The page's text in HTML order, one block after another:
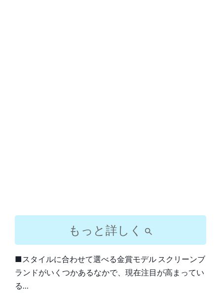
もっと詳しく
■スタイルに合わせて選べる金賞モデル スクリーンブ
ランドがいくつかあるなかで、現在注目が高まってい
る…